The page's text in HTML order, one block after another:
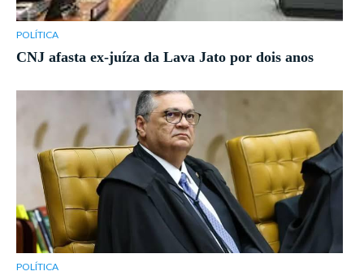
POLÍTICA
CNJ afasta ex-juíza da Lava Jato por dois anos
POLÍTICA